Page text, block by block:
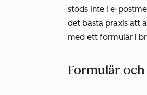
stöds inte i e-
det bästa praxis att
med ett formulär i
Formulär